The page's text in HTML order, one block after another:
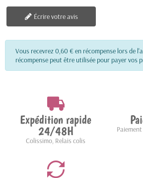
Écrire votre avis
Vous recevrez 0,60 € en récompense lors de
récompense peut être utilisée pour payer vos
Expédition rapide
24/48H
Colissimo, Relais colis